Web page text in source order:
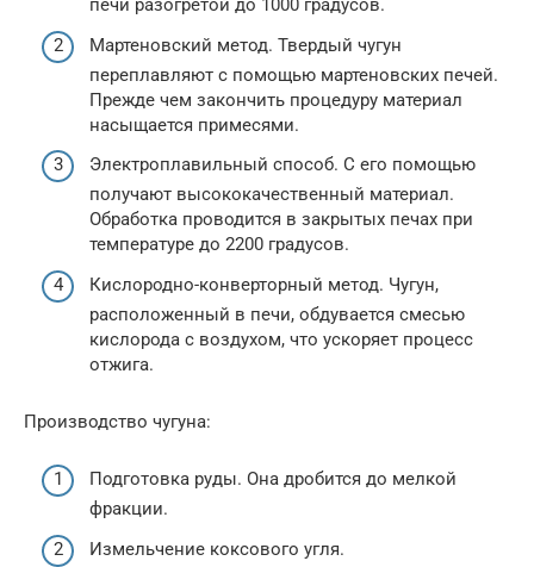
печи разогретой до 1000 градусов.
Мартеновский метод. Твердый чугун
переплавляют с помощью мартеновских печей.
Прежде чем закончить процедуру материал
насыщается примесями.
Электроплавильный способ. С его помощью
получают высококачественный материал.
Обработка проводится в закрытых печах при
температуре до 2200 градусов.
Кислородно-конверторный метод. Чугун,
расположенный в печи, обдувается смесью
кислорода с воздухом, что ускоряет процесс
отжига.
Производство чугуна:
Подготовка руды. Она дробится до мелкой
фракции.
Измельчение коксового угля.